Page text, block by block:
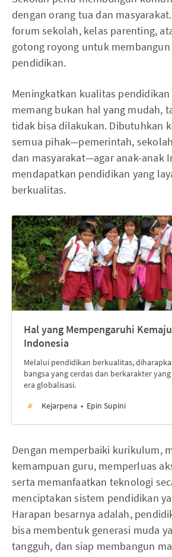
dengan orang tua dan
forum sekolah, kelas parenting,
gotong royong untuk
pendidikan.
Meningkatkan kualitas
memang bukan hal yang mudah,
tidak bisa dilakukan. Dibutuhkan
semua pihak—pemerintah,
dan masyarakat—agar anak-anak
mendapatkan pendidikan yang
berkualitas.
Hal yang Mempengaruhi
Indonesia
Melalui pendidikan berkualitas,
bangsa yang cerdas dan berkarakter
era globalisasi.
Kejarpena
Epin Supini
Dengan memperbaiki kurikulum,
kemampuan guru, memperluas
serta memanfaatkan teknologi
menciptakan sistem pendidikan
Harapan besarnya adalah,
bisa membentuk generasi muda
tangguh, dan siap membangun